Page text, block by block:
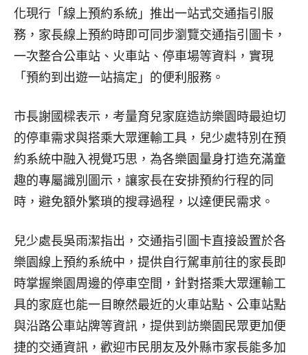
化現行「線上預約系統」推出一站式交通指引服
務，家長線上預約時即可同步瀏覽交通指引圖卡，
一次整合公車站、火車站、停車場等資料，實現
「預約到出遊一站搞定」的便利服務。
市長謝國樑表示，考量育兒家庭造訪樂園時最迫切
的停車需求與搭乘大眾運輸工具，兒少處特別在預
約系統中融入視覺巧思，為各樂園量身打造充滿童
趣的專屬識別圖示，讓家長在安排預約行程的同
時，避免額外繁瑣的搜尋過程，以達便民需求。
兒少處長吳雨潔指出，交通指引圖卡直接設置於各
樂園線上預約系統中，提供自行駕車前往的家長即
時掌握樂園周邊的停車空間，針對搭乘大眾運輸工
具的家庭也能一目瞭然最近的火車站點、公車站點
與沿路公車站牌等資訊，提供到訪樂園民眾更加便
捷的交通資訊，歡迎市民朋友及外縣市家長能多加